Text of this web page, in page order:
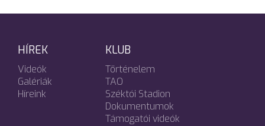
HÍREK
Videók
Galériák
Híreink
KLUB
Történelem
TAO
Széktói Stadion
Dokumentumok
Támogatói videók